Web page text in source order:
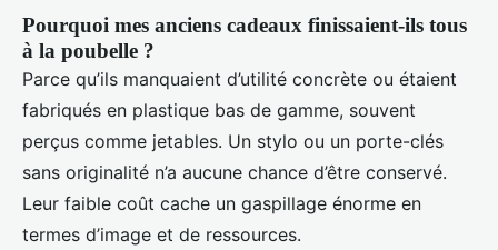
Pourquoi mes anciens cadeaux finissaient-ils tous
à la poubelle ?
Parce qu’ils manquaient d’utilité concrète ou étaient
fabriqués en plastique bas de gamme, souvent
perçus comme jetables. Un stylo ou un porte-clés
sans originalité n’a aucune chance d’être conservé.
Leur faible coût cache un gaspillage énorme en
termes d’image et de ressources.